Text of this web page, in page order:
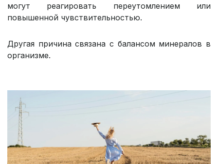
могут реагировать переутомлением или
повышенной чувствительностью.
Другая причина связана с балансом минералов в
организме.